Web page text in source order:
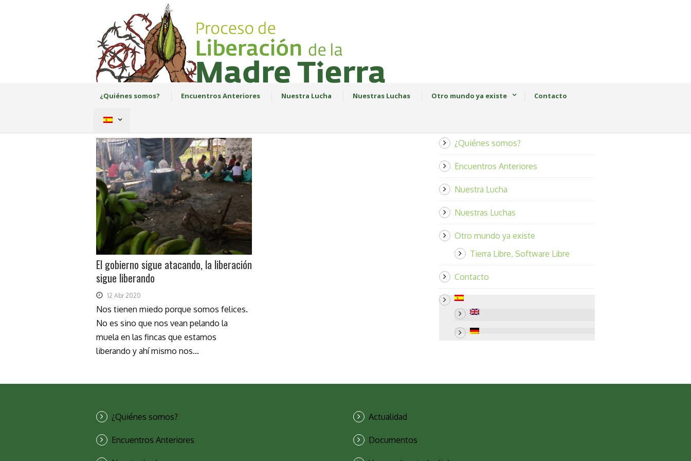
¿Quiénes somos? Encuentros Anteriores Nuestra Lucha Nuestras Luchas Otro mundo ya existe Contacto
El gobierno sigue atacando, la liberación
sigue liberando
12 Abr 2020
Nos tienen miedo porque somos felices.
No es sino que nos vean pelando la
muela en las fincas que estamos
liberando y ahí mismo nos...
¿Quiénes somos?
Encuentros Anteriores
Nuestra Lucha
Nuestras Luchas
Otro mundo ya existe
Tierra Libre, Software Libre
Contacto
¿Quiénes somos?
Encuentros Anteriores
Actualidad
Documentos